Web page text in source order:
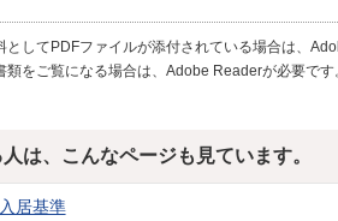
してPDFファイルが添付されている場合は、
類をご覧になる場合は、Adobe Readerが必要で
は、こんなページも見ています。
入居基準